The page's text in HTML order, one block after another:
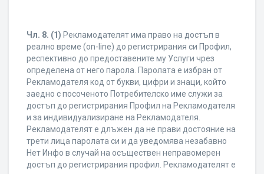
Чл. 8. (1) Рекламодателят има право на достъп в
реално време (on-line) до регистрирания си Профил,
респективно до предоставените му Услуги чрез
определена от него парола. Паролата е избран от
Рекламодателя код от букви, цифри и знаци, който
заедно с посоченото Потребителско име служи за
достъп до регистрирания Профил на Рекламодателя
и за индивидуализиране на Рекламодателя.
Рекламодателят е длъжен да не прави достояние на
трети лица паролата си и да уведомява незабавно
Нет Инфо в случай на осъществен неправомерен
достъп до регистрирания профил. Рекламодателят е